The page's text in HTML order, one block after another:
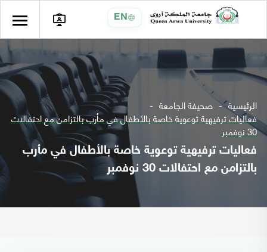
EN
الرئيسية صحيفة الجامعة
فعاليات ترفيهية توعوية خاصة بالأطفال في مأرب بالتزامن مع احتفالات
30 نوفمبر
فعاليات ترفيهية توعوية خاصة بالأطفال في مأرب
بالتزامن مع احتفالات 30 نوفمبر